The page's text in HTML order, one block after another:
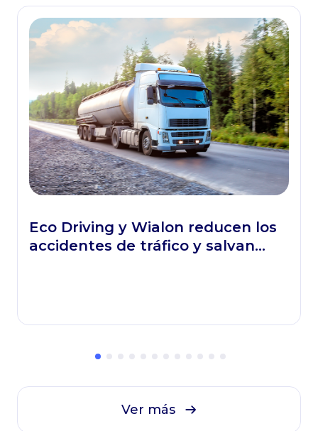
Eco Driving y Wialon reducen los
accidentes de tráfico y salvan
Ver más